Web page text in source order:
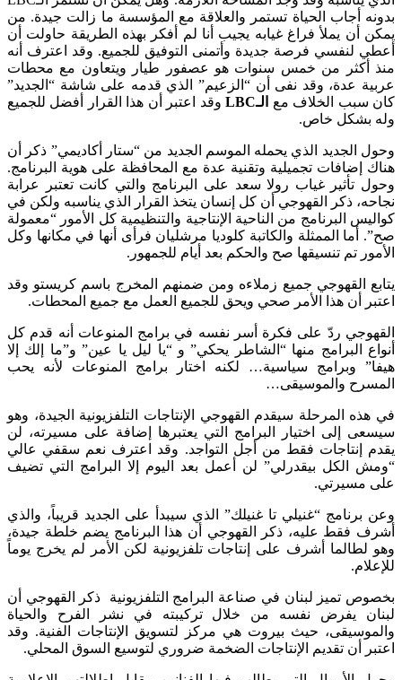
بدونه أجاب الحياة تستمر والعلاقة مع المؤسسة ما زالت جيدة. من
يمكن أن يملأ فراغ غيابه يجيب أنا لم أفكر بهذه الطريقة حاولت أن
أعطي لنفسي فرصة جديدة وأتمنى التوفيق للجميع. وقد اعترف أنه
منذ أكثر من خمس سنوات هو عصفور طيار ويتعاون مع محطات
عربية عدة، وقد نفى أن “الزعيم” الذي قدمه على شاشة “الجديد”
كان سبب الخلاف مع
الـLBCوقد اعتبر أن هذا القرار أفضل للجميع
وله بشكل خاص.
وحول الجديد الذي يحمله الموسم الجديد من “ستار أكاديمي” ذكر أن
هناك إضافات تجميلية وتقنية عدة مع المحافظة على هوية البرنامج.
وحول تأثير غياب رولا سعد على البرنامج والتي كانت تعتبر عرابة
نجاحه، ذكر القهوجي أن كل إنسان يتخذ القرار الذي يناسبه ولكن في
كواليس البرنامج من الناحية الإنتاجية والتنظيمية كل الأمور “معمولة
صح”. أما الممثلة والكاتبة كلوديا مرشليان فرأى أنها في مكانها وكل
الأمور تم تنسيقها صح والحكم بعد أيام للجمهور.
يتابع القهوجي جميع زملاءه ومن ضمنهم المخرج باسم كريستو وقد
اعتبر أن هذا الأمر صحي ويحق للجميع العمل مع جميع المحطات.
القهوجي ردّ على فكرة أسر نفسه في برامج المنوعات أنه قدم كل
أنواع البرامج منها “الشاطر يحكي” و “يا ليل يا عين” و”ما إلك إلا
هيفا” وبرامج سياسية… لكنه اختار برامج المنوعات لأنه يحب
المسرح والموسيقى…
في هذه المرحلة سيقدم القهوجي الإنتاجات التلفزيونية الجيدة، وهو
سيسعى إلى اختيار البرامج التي يعتبرها إضافة على مسيرته، لن
يقدم إنتاجات فقط من أجل التواجد. وقد اعترف نعم سقفي عالي
“ومش الكل بيقدرلي” لن أعمل بعد اليوم إلا البرامج التي تضيف
على مسيرتي.
وعن برنامج “غنيلي تا غنيلك” الذي سيبدأ على الجديد قريباً، والذي
أشرف فقط عليه، ذكر القهوجي أن هذا البرنامج يضم خلطة جيدة،
وهو لطالما أشرف على إنتاجات تلفزيونية لكن الأمر لم يخرج يوماً
للإعلام.
بخصوص تميز لبنان في صناعة البرامج التلفزيونية ذكر القهوجي أن
لبنان يفرض نفسه من خلال تركيبته في نشر الفرح والحياة
والموسيقى، حيث بيروت هي مركز لتسويق الإنتاجات الفنية. وقد
اعتبر أن تقديم الإنتاجات الضخمة ضروري لتوسيع السوق المحلي.